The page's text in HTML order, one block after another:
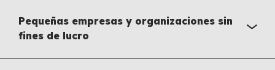
Pequeñas empresas y organizaciones sin
fines de lucro